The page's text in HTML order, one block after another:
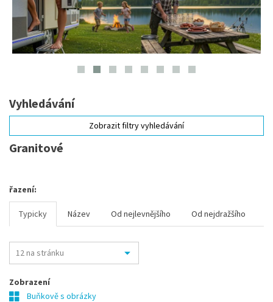
Vyhledávání
Zobrazit filtry vyhledávání
Granitové
řazení:
Typicky Název Od nejlevnějšího Od nejdražšího
Zobrazení
Buňkově s obrázky